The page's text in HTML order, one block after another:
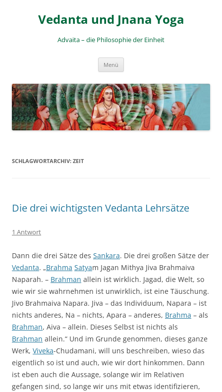
springenVedanta und Jnana Yoga
Advaita – die Philosophie der Einheit
Menü
SCHLAGWORTARCHIV: ZEIT
Die drei wichtigsten Vedanta Lehrsätze
1 Antwort
Dann die drei Sätze des Sankara. Die drei großen Sätze der
Vedanta. „Brahma Satyam Jagan Mithya Jiva Brahmaiva
Naparah. – Brahman allein ist wirklich. Jagad, die Welt, so
wie wir sie wahrnehmen ist unwirklich, ist eine Täuschung.
Jivo Brahmaiva Napara. Jiva – das Individuum, Napara – ist
nichts anderes, Na – nichts, Apara – anderes, Brahma – als
Brahman, Aiva – allein. Dieses Selbst ist nichts als
Brahman allein.“ Und im Grunde genommen, dieses ganze
Werk, Viveka-Chudamani, will uns beschreiben, wieso das
eigentlich so ist und auch, wie wir dort hinkommen. Dann
ist eben auch die Aussage, solange wir im Relativen
gefangen sind, so lange wir uns mit etwas identifizieren,